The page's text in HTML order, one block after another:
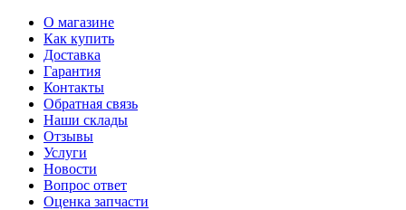
О магазине
Как купить
Доставка
Гарантия
Контакты
Обратная связь
Наши склады
Отзывы
Услуги
Новости
Вопрос ответ
Оценка запчасти